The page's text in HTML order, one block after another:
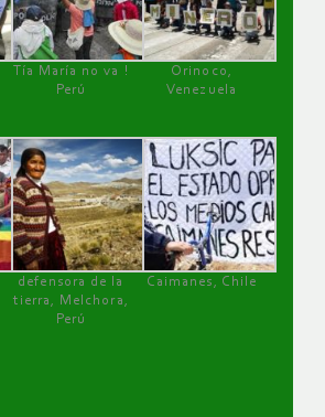
Tía María no va !
Perú
Orinoco,
Venezuela
defensora de la
tierra, Melchora,
Perú
Caimanes, Chile